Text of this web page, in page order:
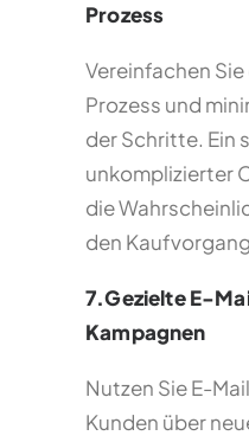
Prozess
Vereinfachen
Prozess und
der Schritte. Ein
unkomplizierter
die
den
7.Gezielte E-
Kampagnen
Nutzen Sie E-
Kunden über